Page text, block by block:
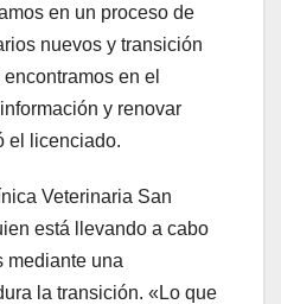
en un proceso de
nuevos y transición
en el
y renovar
el licenciado.
Veterinaria San
está llevando a cabo
mediante una
la transición. «Lo que